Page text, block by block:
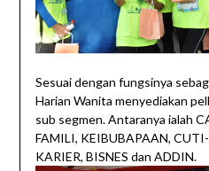
Sesuai dengan fungsinya
Harian Wanita menyediakan
sub segmen. Antaranya ialah
FAMILI, KEIBUBAPAAN,
KARIER, BISNES dan ADDIN.